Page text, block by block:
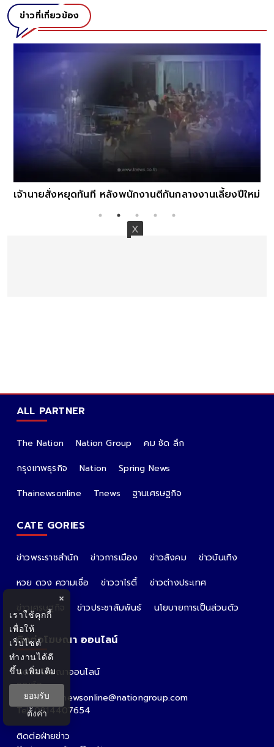
ข่าวที่เกี่ยวข้อง
หยุดทันที หลังพนักงานตีกันกลางงานเลี้ยงปีใหม่
เมายับผับปิดตี
ALL PARTNER
The Nation Nation Group
คม ชัด ลึก
กรุงเทพธุรกิจ
Nation
Spring News
Thainewsonline
Tnews ฐานเศรษฐกิจ
CATE GORIES
ข่าวพระราชสำนัก ข่าวการเมือง ข่าวสังคม
ข่าวบันเทิง
หวย ดวง ความเชื่อ
ข่าววาไรตี้
ข่าวต่างประเทศ
ข่าวเศรษฐกิจ
ข่าวประชาสัมพันธ์ นโยบายการเป็นส่วนตัว
ติดต่อโฆษณา ออนไลน์
ติดต่อโฆษณาออนไลน์
คุณอ้อ
Email : thainewsonline@nationgroup.com
Tel: 0814407654
ติดต่อฝ่ายข่าว
×
เราใช้คุกกี้
เพื่อให้
เว็บไซต์
ทำงานได้ดี
ขึ้นเพิ่มเติม
ยอมรับ
ตั้งค่า